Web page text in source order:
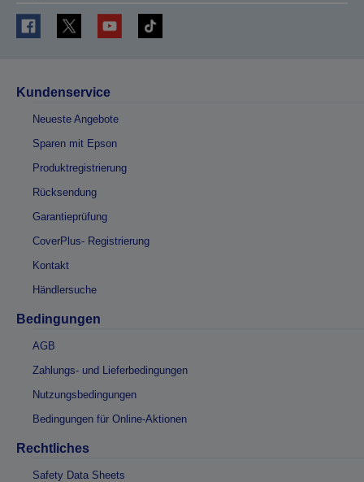
Kundenservice
Neueste Angebote
Sparen mit Epson
Produktregistrierung
Rücksendung
Garantieprüfung
CoverPlus- Registrierung
Kontakt
Händlersuche
Bedingungen
AGB
Zahlungs- und Lieferbedingungen
Nutzungsbedingungen
Bedingungen für Online-Aktionen
Rechtliches
Safety Data Sheets